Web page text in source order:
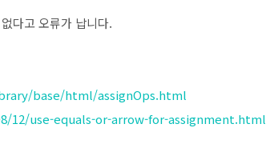
다고 오류가 납니다.
base/html/assignOps.html
use-equals-or-arrow-for-assignment.html